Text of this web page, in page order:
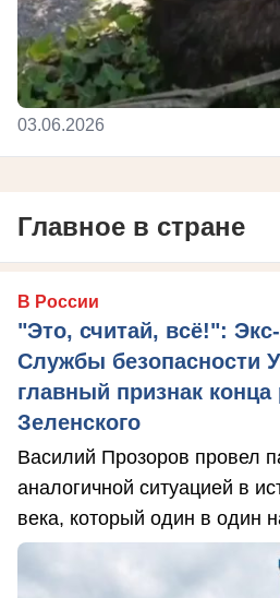
03.06.2026
Главное в стране
В России
"Это, считай, всё!":
Службы безопасности
главный признак
Зеленского
Василий Прозоров провел
аналогичной ситуацией в
века, который один в один